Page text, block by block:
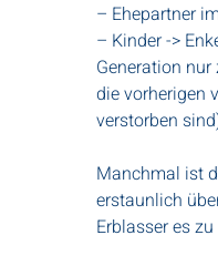
– Ehepartner
– Kinder ->
Generation
die vorherigen
verstorben
Manchmal ist
erstaunlich
Erblasser es